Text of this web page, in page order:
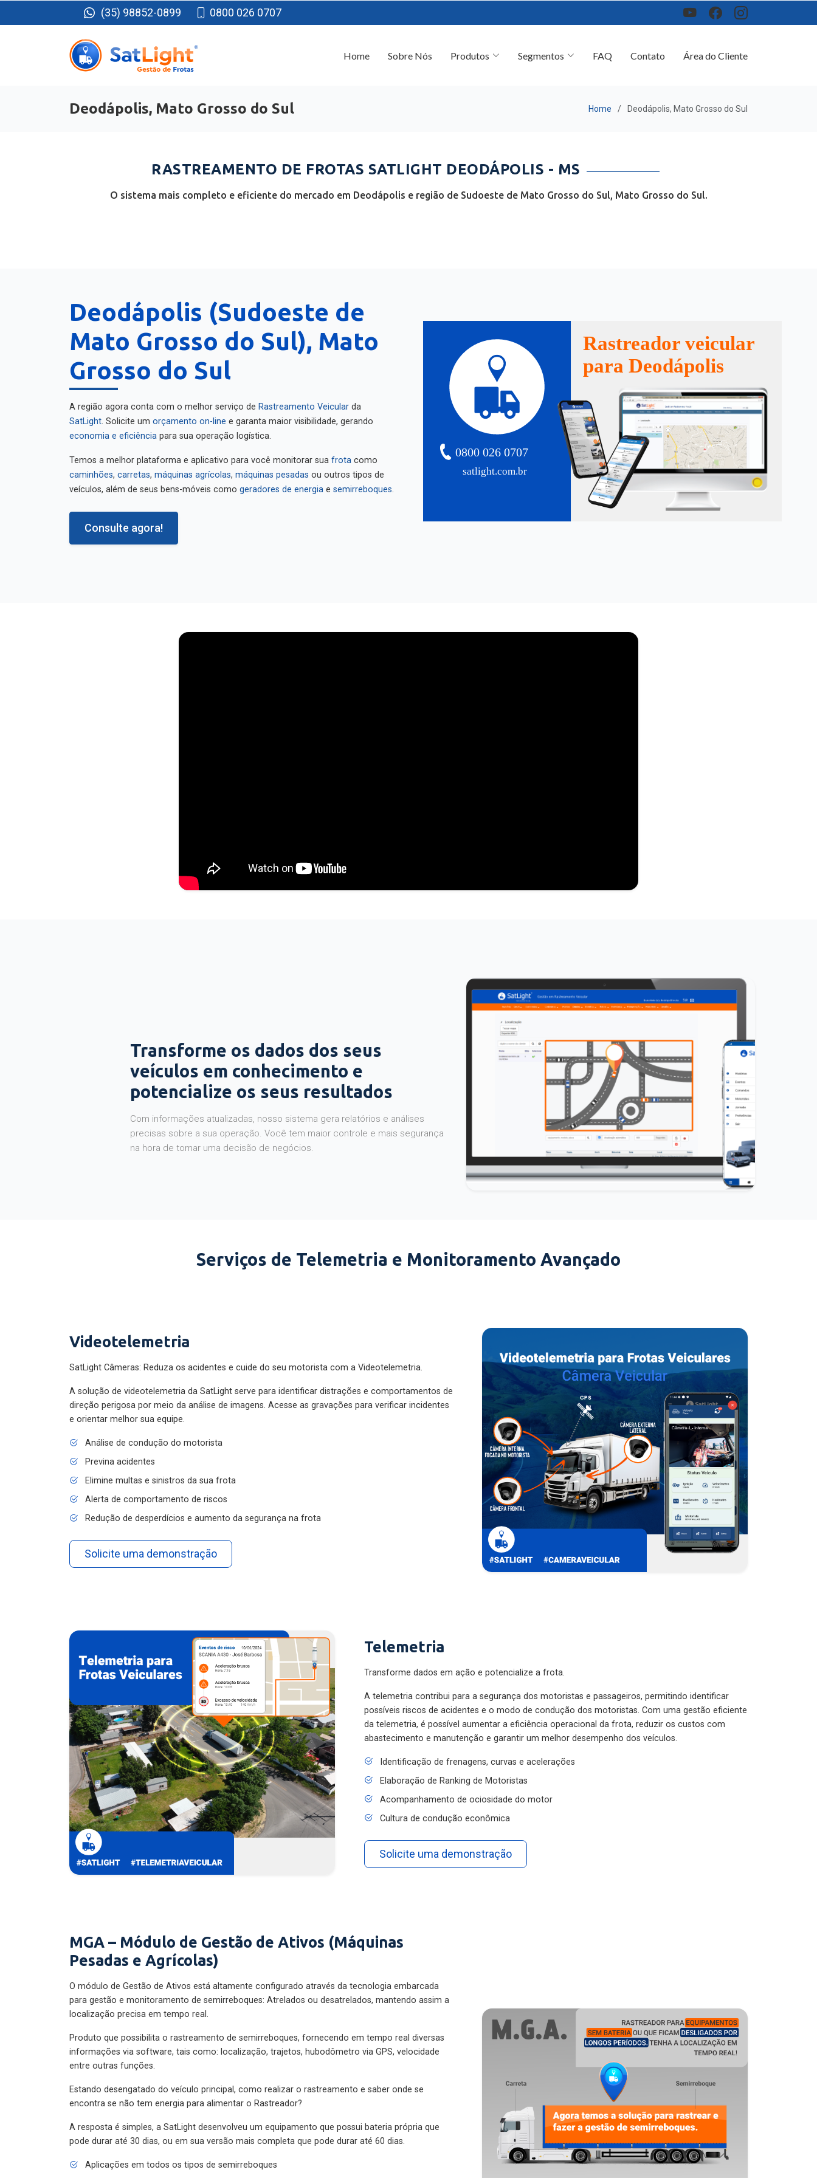
(35) 98852-0899 0800 026 0707
Home Sobre Nós Produtos Segmentos FAQ Contato Área do Cliente
Deodápolis, Mato Grosso do Sul Home Deodápolis, Mato Grosso do Sul
RASTREAMENTO DE FROTAS SATLIGHT DEODÁPOLIS - MS
O sistema mais completo e eficiente do mercado em Deodápolis e região de Sudoeste de Mato Grosso do Sul, Mato Grosso do Sul.
Deodápolis (Sudoeste de
Mato Grosso do Sul), Mato
Grosso do Sul
A região agora conta com o melhor serviço de Rastreamento Veicular da
SatLight . Solicite um orçamento on-line e garanta maior visibilidade, gerando
economia e eficiência para sua operação logística.
Temos a melhor plataforma e aplicativo para você monitorar sua frota como
caminhões, carretas, máquinas agrícolas, máquinas pesadas ou outros tipos de
veículos, além de seus bens-móveis como geradores de energia e semirreboques
Consulte agora!
satlight.com.br
0800 026 0707
Rastreador veicular
para Deodápolis
Transforme os dados dos seus
veículos em conhecimento e
potencialize os seus resultados
Com informações atualizadas, nosso sistema gera relatórios e análises
precisas sobre a sua operação. Você tem maior controle e mais segurança
na hora de tomar uma decisão de negócios.
Serviços de Telemetria e Monitoramento Avançado
Videotelemetria
SatLight Câmeras: Reduza os acidentes e cuide do seu motorista com a Videotelemetria.
A solução de videotelemetria da SatLight serve para identificar distrações e comportamentos de
direção perigosa por meio da análise de imagens. Acesse as gravações para verificar incidentes
e orientar melhor sua equipe.
Análise de condução do motorista
Previna acidentes
Elimine multas e sinistros da sua frota
Alerta de comportamento de riscos
Redução de desperdícios e aumento da segurança na frota
Solicite uma demonstração
Telemetria
Transforme dados em ação e potencialize a frota.
A telemetria contribui para a segurança dos motoristas e passageiros, permitindo identificar
possíveis riscos de acidentes e o modo de condução dos motoristas. Com uma gestão eficiente
da telemetria, é possível aumentar a eficiência operacional da frota, reduzir os custos com
abastecimento e manutenção e garantir um melhor desempenho dos veículos.
Identificação de frenagens, curvas e acelerações
Elaboração de Ranking de Motoristas
Acompanhamento de ociosidade do motor
Cultura de condução econômica
Solicite uma demonstração
MGA – Módulo de Gestão de Ativos (Máquinas
Pesadas e Agrícolas)
O módulo de Gestão de Ativos está altamente configurado através da tecnologia embarcada
para gestão e monitoramento de semirreboques: Atrelados ou desatrelados, mantendo assim a
localização precisa em tempo real.
Produto que possibilita o rastreamento de semirreboques, fornecendo em tempo real diversas
informações via software, tais como: localização, trajetos, hubodômetro via GPS, velocidade
entre outras funções.
Estando desengatado do veículo principal, como realizar o rastreamento e saber onde se
encontra se não tem energia para alimentar o Rastreador?
A resposta é simples, a SatLight desenvolveu um equipamento que possui bateria própria que
pode durar até 30 dias, ou em sua versão mais completa que pode durar até 60 dias.
Aplicações em todos os tipos de semirreboques